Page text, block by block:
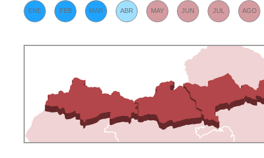
ENE FEB MAR ABR MAY JUN JUL AGO